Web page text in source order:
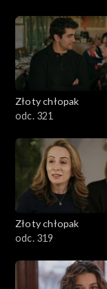
Złoty chłopak
odc. 321
Złoty chłopak
odc. 319